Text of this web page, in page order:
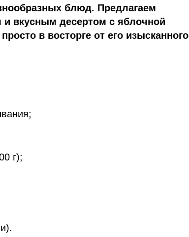
блюд. Предлагаем
вкусным десертом с яблочной
в восторге от его изысканного
г);